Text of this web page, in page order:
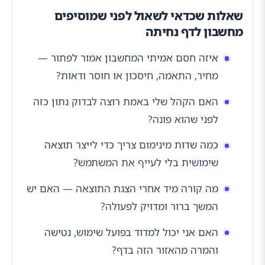
שאלות שכדאי לשאול לפני שמוסיפים
מחשבון לדף נחיתה
איזה חסם אמיתי המחשבון אמור לפתור —
מחיר, התאמה, חיסכון או חוסר ודאות?
האם הקהל שלי באמת רוצה לבדוק נתון כזה
לפני שהוא פונה?
כמה שדות מינימום צריך כדי לייצר תוצאה
שימושית בלי לעייף את המשתמש?
מה קורה מיד אחרי הצגת התוצאה — האם יש
המשך ברור ומדויק לפעולה?
האם אני יכול למדוד בפועל שימוש, נטישה
והמרה מהאזור הזה בדף?